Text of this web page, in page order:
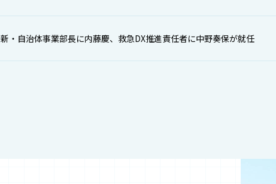
新・自治体事業部長に内藤慶、救急DX推進責任者に中野奏保が就任